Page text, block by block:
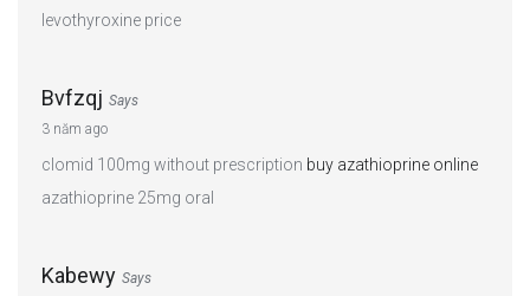
levothyroxine price
Bvfzqj Says
3 năm ago
clomid 100mg without prescription buy azathioprine online
azathioprine 25mg oral
Kabewy Says